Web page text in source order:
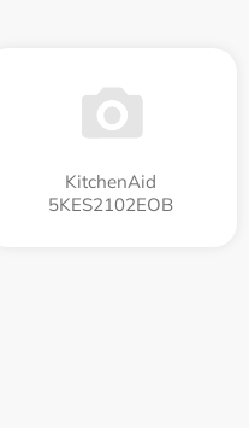
KitchenAid
5KES2102EOB